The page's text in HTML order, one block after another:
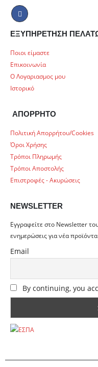
ΕΞΥΠΗΡΕΤΗΣΗ
Ποιοι είμαστε
Επικοινωνία
Ο Λογαριασμος μου
Ιστορικό
ΑΠΟΡΡΗΤΟ
Πολιτική Απορρήτου/Cookies
Όροι Χρήσης
Τρόποι Πληρωμής
Τρόποι Αποστολής
Επιστροφές - Ακυρώσεις
NEWSLETTER
Εγγραφείτε στο Newsletter
ενημερώσεις για νέα
Email
By continuing, you